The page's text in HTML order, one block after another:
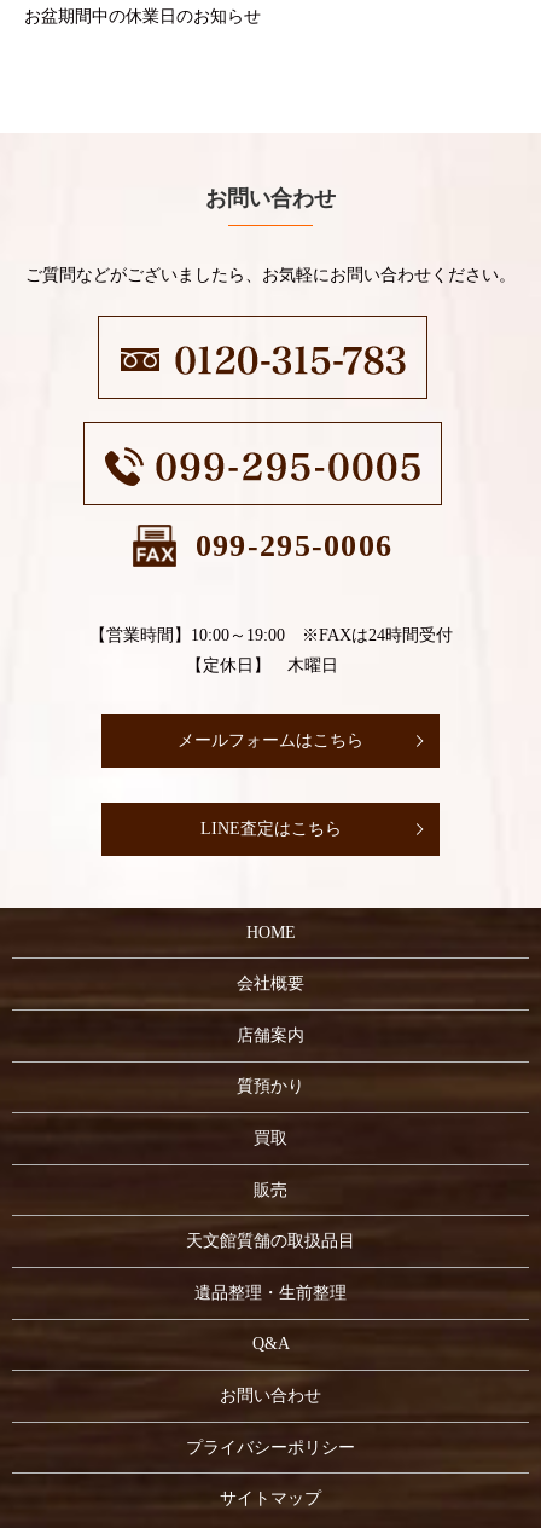
お盆期間中の休業日のお知らせ
お問い合わせ
ご質問などがございましたら、お気軽にお問い合わせください。
099-295-0006
【営業時間】10:00～19:00 ※FAXは24時間受付
【定休日】 木曜日
メールフォームはこちら
LINE査定はこちら
HOME
会社概要
店舗案内
質預かり
買取
販売
天文館質舗の取扱品目
遺品整理・生前整理
Q&A
お問い合わせ
プライバシーポリシー
サイトマップ